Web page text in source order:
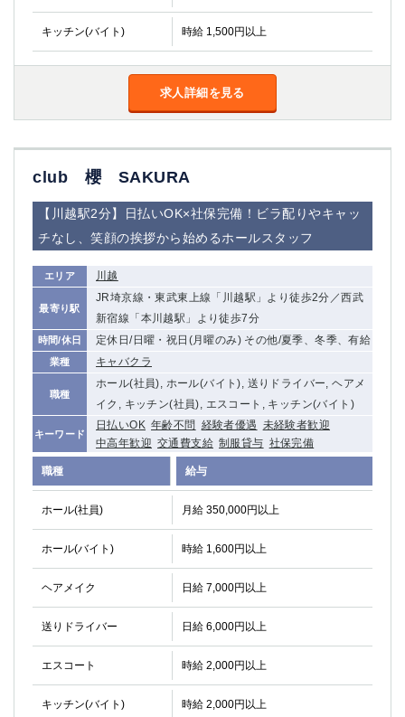
キッチン(バイト) 時給 1,500円以上
求人詳細を見る
club 櫻 SAKURA
【川越駅2分】日払いOK×社保完備！ビラ配りやキャッ
チなし、笑顔の挨拶から始めるホールスタッフ
エリア 川越
最寄り駅
JR埼京線・東武東上線「川越駅」より徒歩2分／西武
新宿線「本川越駅」より徒歩7分
時間/休日 定休日/日曜・祝日(月曜のみ) その他/夏季、冬季、有給
業種 キャバクラ
職種
ホール(社員), ホール(バイト), 送りドライバー, ヘアメ
イク, キッチン(社員), エスコート, キッチン(バイト)
キーワード
日払いOK 年齢不問 経験者優遇 未経験者歓迎
中高年歓迎 交通費支給 制服貸与 社保完備
職種 給与
ホール(社員) 月給 350,000円以上
ホール(バイト) 時給 1,600円以上
ヘアメイク 日給 7,000円以上
送りドライバー 日給 6,000円以上
エスコート 時給 2,000円以上
キッチン(バイト) 時給 2,000円以上